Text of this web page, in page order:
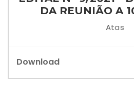
DA REUNIÃO A
Atas
Download